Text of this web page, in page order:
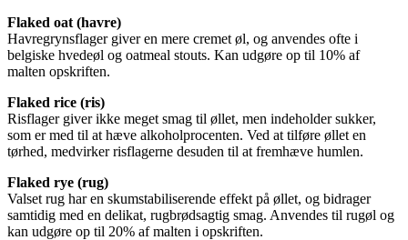
Flaked oat (havre)
Havregrynsflager giver en mere cremet øl, og anvendes ofte i
belgiske hvedeøl og oatmeal stouts. Kan udgøre op til 10% af
malten opskriften.
Flaked rice (ris)
Risflager giver ikke meget smag til øllet, men indeholder sukker,
som er med til at hæve alkoholprocenten. Ved at tilføre øllet en
tørhed, medvirker risflagerne desuden til at fremhæve humlen.
Flaked rye (rug)
Valset rug har en skumstabiliserende effekt på øllet, og bidrager
samtidig med en delikat, rugbrødsagtig smag. Anvendes til rugøl og
kan udgøre op til 20% af malten i opskriften.